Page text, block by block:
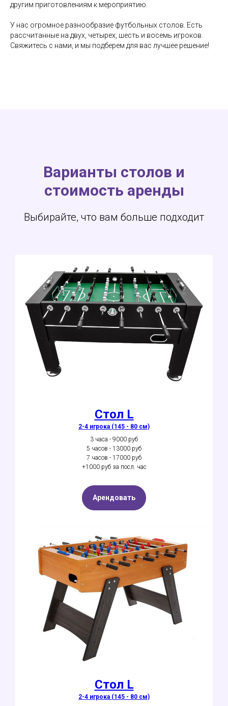
другим приготовлениям к мероприятию.
У нас огромное разнообразие футбольных столов. Есть
рассчитанные на двух, четырех, шесть и восемь игроков.
Свяжитесь с нами, и мы подберем для вас лучшее решение!
Варианты столов и
стоимость аренды
Выбирайте, что вам больше подходит
Стол L
2-4 игрока (145 - 80 см)
3 часа - 9000 руб
5 часов - 13000 руб
7 часов - 17000 руб
+1000 руб за посл. час
Арендовать
Стол L
2-4 игрока (145 - 80 см)